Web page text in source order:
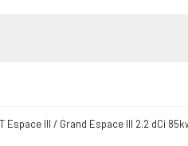
Espace III / Grand Espace III 2.2 dCi